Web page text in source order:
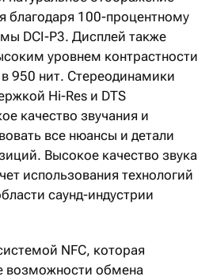
благодаря 100-процентному
DCI-P3. Дисплей также
уровнем контрастности
950 нит. Стереодинамики
Hi-Res и DTS
качество звучания и
все нюансы и детали
Высокое качество звука
использования технологий
саунд-индустрии
NFC, которая
возможности обмена